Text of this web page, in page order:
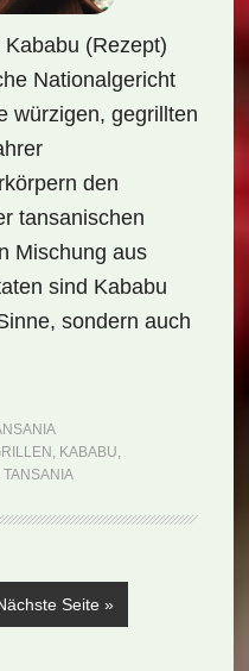
(Rezept)
Nationalgericht
würzigen, gegrillten
den
tansanischen
Mischung aus
sind Kababu
sondern auch
, KABABU,
TANSANIA
Seite aufrufen
»